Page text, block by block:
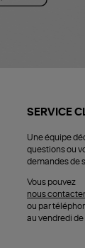
SERVICE
Une équipe
questions ou
demandes de
Vous pouvez
nous
ou par
au vendredi de